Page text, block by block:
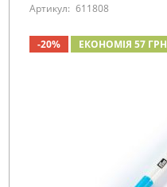
Артикул: 611808
-20% ЕКОНОМІЯ 57 ГРН